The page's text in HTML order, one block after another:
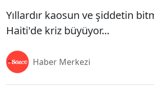
Yıllardır kaosun ve şiddetin
Haiti'de kriz büyüyor...
Haber Merkezi